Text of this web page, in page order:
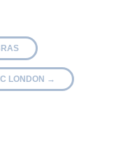
LONDON →